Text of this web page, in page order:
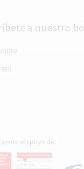
a nuestro
el apoyo de: